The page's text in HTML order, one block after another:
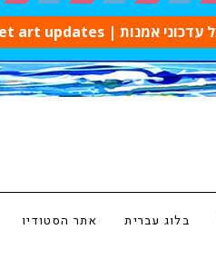
אתר הסטודיו בלוג עברית